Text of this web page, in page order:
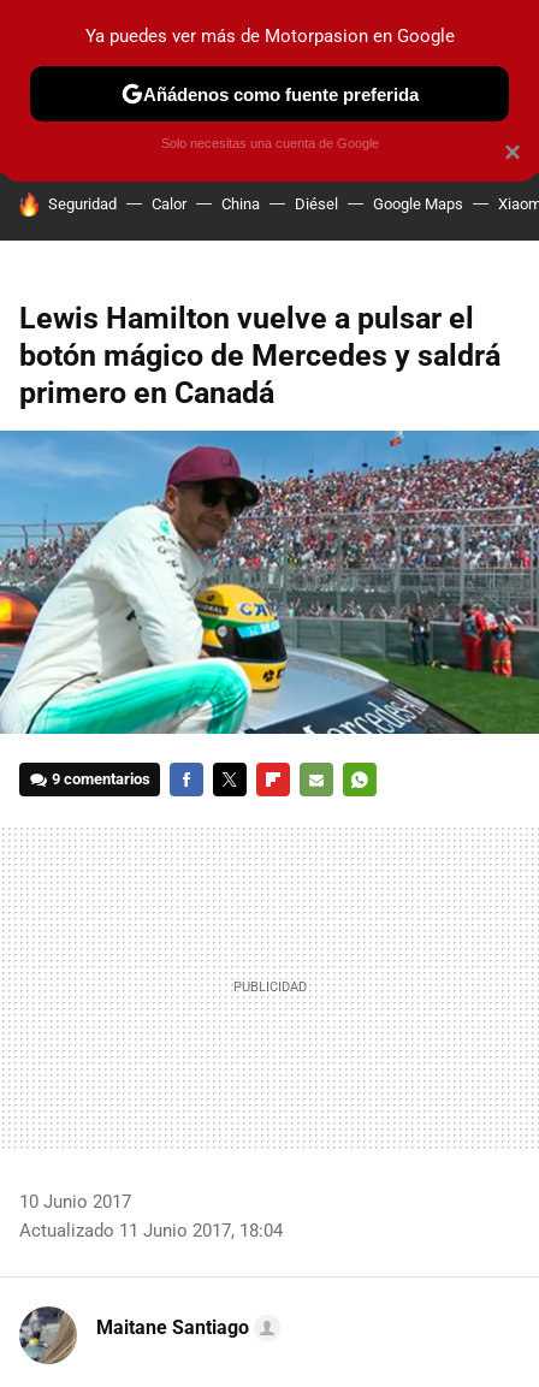
PRUEBAS COCHES ELÉCTRICOS OBSERVATORIO
HOY SE HABLA DE
Seguridad Calor China Diésel Google Maps
Lewis Hamilton vuelve a pulsar el
botón mágico de Mercedes y saldrá
primero en Canadá
9 comentarios
MAIL
10 Junio 2017
Actualizado 11 Junio 2017, 18:04
Maitane Santiago
×
Ya puedes ver más de Motorpasion en Google
Añádenos como fuente preferida
Solo necesitas una cuenta de Google